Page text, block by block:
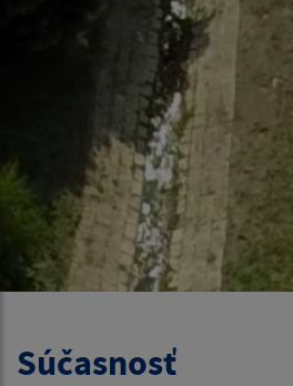
Súčasnosť